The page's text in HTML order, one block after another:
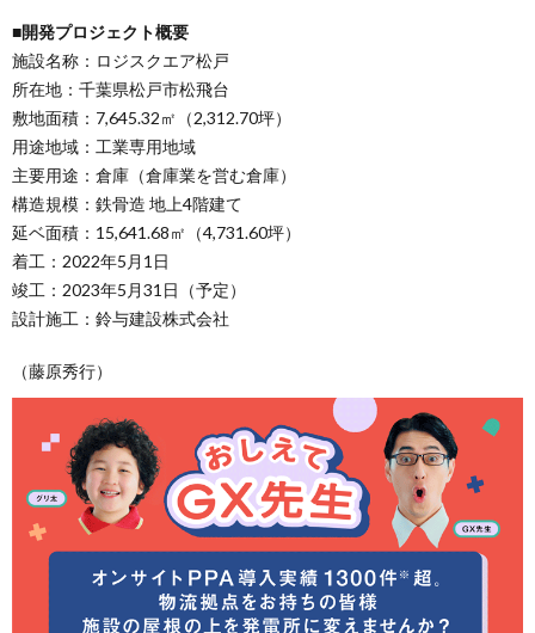
■開発プロジェクト概要
施設名称：ロジスクエア松戸
所在地：千葉県松戸市松飛台
敷地面積：7,645.32㎡（2,312.70坪）
用途地域：工業専用地域
主要用途：倉庫（倉庫業を営む倉庫）
構造規模：鉄骨造 地上4階建て
延ベ面積：15,641.68㎡（4,731.60坪）
着工：2022年5月1日
竣工：2023年5月31日（予定）
設計施工：鈴与建設株式会社
（藤原秀行）